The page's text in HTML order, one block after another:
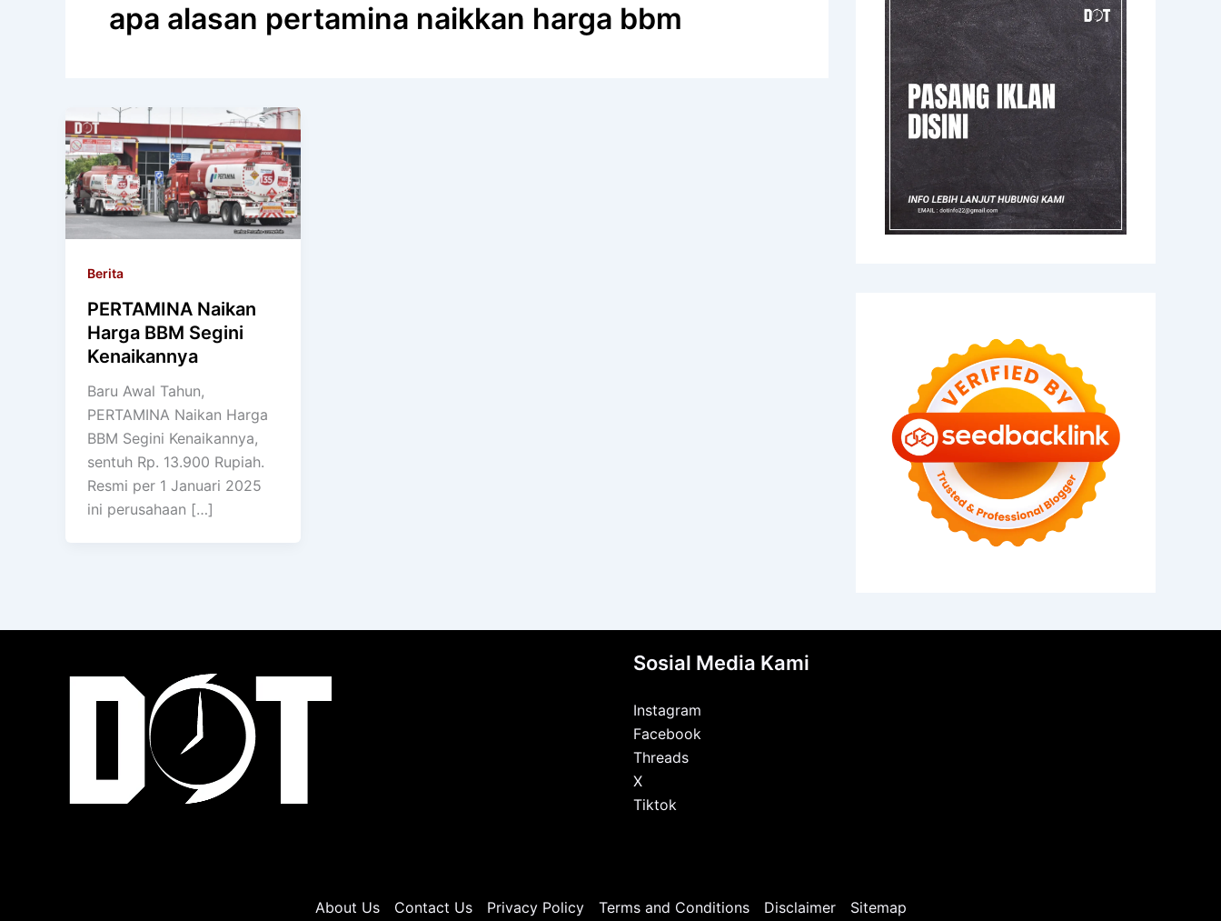
apa alasan pertamina naikkan harga bbm
Berita
PERTAMINA Naikan
Harga BBM Segini
Kenaikannya
Baru Awal Tahun,
PERTAMINA Naikan Harga
BBM Segini Kenaikannya,
sentuh Rp. 13.900 Rupiah.
Resmi per 1 Januari 2025
ini perusahaan […]
Sosial Media Kami
Instagram
Facebook
Threads
X
Tiktok
About Us Contact Us Privacy Policy Terms and Conditions Disclaimer Sitemap